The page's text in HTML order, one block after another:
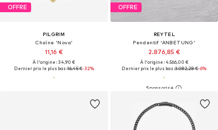
OFFRE
PILGRIM
Chaîne 'Nova'
11,16 €
À l'origine : 34,90 €
Dernier prix le plus bas :16,45 €-32%
OFFRE
REYTEL
Pendentif 'ANBETUNG'
2.876,85 €
À l'origine : 4.566,00 €
Dernier prix le plus bas :3.082,28 €-6%